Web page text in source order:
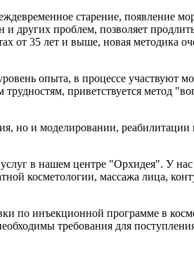
старение, появление
других проблем, позволяет
35 лет и выше, новая методика
опыта, в процессе участвуют
приветствуется метод
но и моделировании, реабилитации
в нашем центре "Орхидея". У нас
косметологии, массажа лица,
по инъекционной программе в
требования для